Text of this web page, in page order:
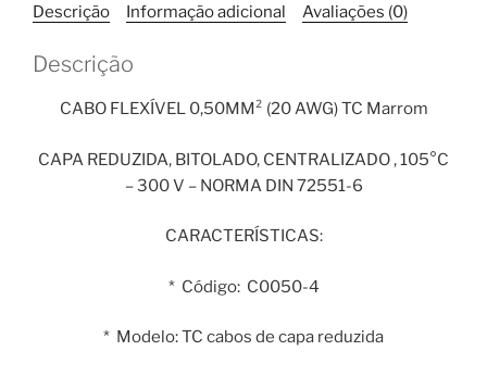
Metro
Descrição Informação adicional Avaliações (0)
Descrição
CABO FLEXÍVEL 0,50MM² (20 AWG) TC Marrom
CAPA REDUZIDA, BITOLADO, CENTRALIZADO , 105°C
– 300 V – NORMA DIN 72551-6
CARACTERÍSTICAS:
* Código: C0050-4
* Modelo: TC cabos de capa reduzida